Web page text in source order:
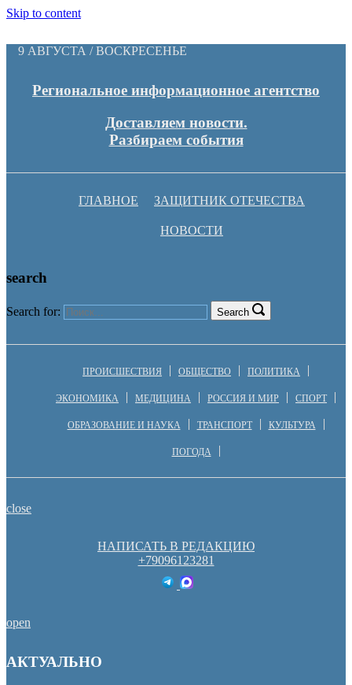
Skip to content
9 АВГУСТА / ВОСКРЕСЕНЬЕ
Региональное информационное агентство
Доставляем новости.
Разбираем события
ГЛАВНОЕ ЗАЩИТНИК ОТЕЧЕСТВА
НОВОСТИ
search
Search for: Search
ПРОИСШЕСТВИЯ ОБЩЕСТВО ПОЛИТИКА
ЭКОНОМИКА МЕДИЦИНА РОССИЯ И МИР СПОРТ
ОБРАЗОВАНИЕ И НАУКА ТРАНСПОРТ КУЛЬТУРА
ПОГОДА
close
НАПИСАТЬ В РЕДАКЦИЮ
+79096123281
open
АКТУАЛЬНО